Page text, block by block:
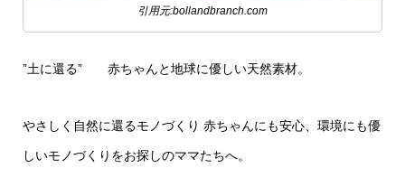
引用元:bollandbranch.com
”土に還る” 赤ちゃんと地球に優しい天然素材。
やさしく自然に還るモノづくり 赤ちゃんにも安心、環境にも優
しいモノづくりをお探しのママたちへ。